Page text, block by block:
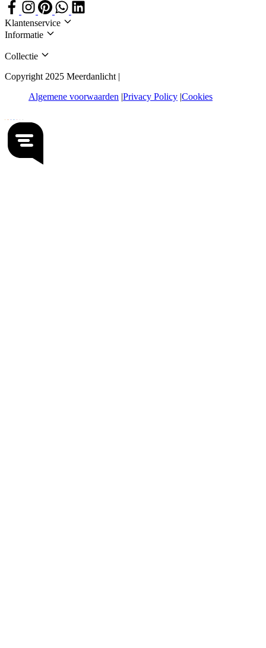
Klantenservice
Informatie
Collectie
Copyright 2025 Meerdanlicht |
Algemene voorwaarden Privacy Policy Cookies